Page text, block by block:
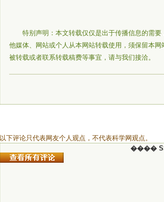
特别声明：本文转载仅仅是出于传播信息的需
他媒体、网站或个人从本网站转载使用，须保留本
被转载或者联系转载稿费等事宜，请与我们接洽。
以下评论只代表网友个人观点，不代表科学网观点。
����